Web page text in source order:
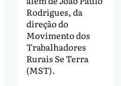
Rodrigues, da
direção do
Movimento dos
Trabalhadores
Rurais Se Terra
(MST).